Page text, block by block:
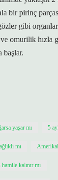
bir pirinç
gibi
omurilik hızla
başlar.
yaşar mı 5
mı
kalınır mı